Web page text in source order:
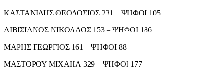
ΚΑΣΤΑΝΙΔΗΣ ΘΕΟΔΟΣΙΟΣ 231 – ΨΗΦΟΙ 105
ΛΙΒΙΣΙΑΝΟΣ ΝΙΚΟΛΑΟΣ 153 – ΨΗΦΟΙ 186
ΜΑΡΗΣ ΓΕΩΡΓΙΟΣ 161 – ΨΗΦΟΙ 88
ΜΑΣΤΟΡΟΥ ΜΙΧΑΗΛ 329 – ΨΗΦΟΙ 177